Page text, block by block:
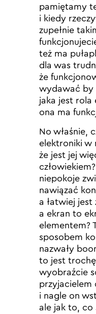
pamiętamy
i kiedy
zupełnie
też ma
dla was
że
wydawać by
jaka jest rola
ona ma
No właśnie,
elektroniki w
że jest jej
niepokoje
nawiązać
a łatwiej
a ekran to
elementem?
sposobem
nazwały
to jest trochę
wyobraźcie
przyjacielem
i nagle on
ale jak to, co